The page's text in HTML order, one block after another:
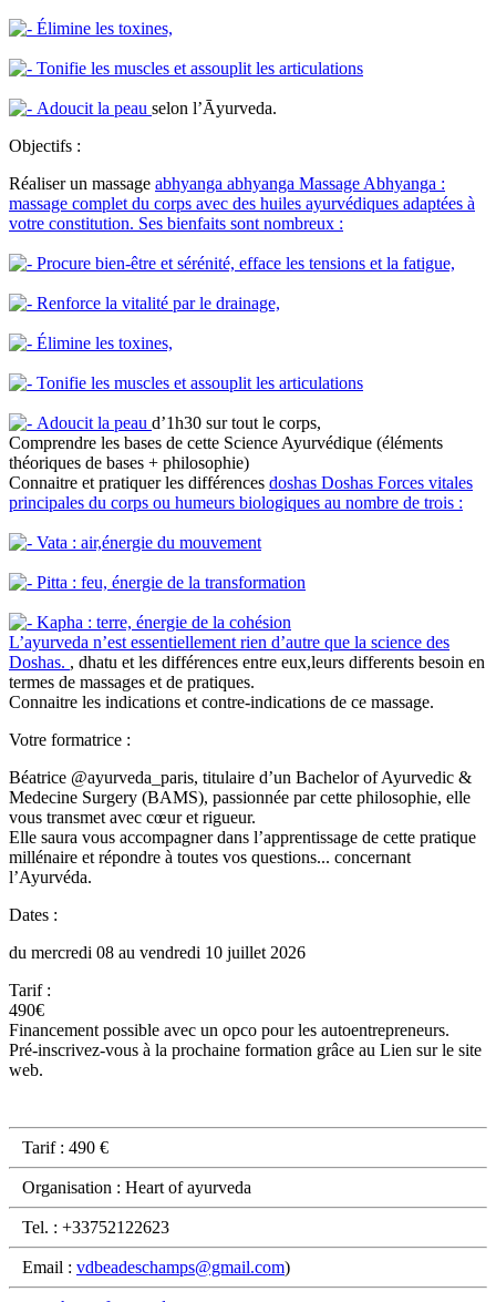
Élimine les toxines,
Tonifie les muscles et assouplit les articulations
Adoucit la peau selon l’Āyurveda.
Objectifs :
Réaliser un massage abhyanga abhyanga Massage Abhyanga :
massage complet du corps avec des huiles ayurvédiques adaptées à
votre constitution. Ses bienfaits sont nombreux :
Procure bien-être et sérénité, efface les tensions et la fatigue,
Renforce la vitalité par le drainage,
Élimine les toxines,
Tonifie les muscles et assouplit les articulations
Adoucit la peau d’1h30 sur tout le corps,
Comprendre les bases de cette Science Ayurvédique (éléments
théoriques de bases + philosophie)
Connaitre et pratiquer les différences doshas Doshas Forces vitales
principales du corps ou humeurs biologiques au nombre de trois :
Vata : air,énergie du mouvement
Pitta : feu, énergie de la transformation
Kapha : terre, énergie de la cohésion
L’ayurveda n’est essentiellement rien d’autre que la science des
Doshas. , dhatu et les différences entre eux,leurs differents besoin en
termes de massages et de pratiques.
Connaitre les indications et contre-indications de ce massage.
Votre formatrice :
Béatrice @ayurveda_paris, titulaire d’un Bachelor of Ayurvedic &
Medecine Surgery (BAMS), passionnée par cette philosophie, elle
vous transmet avec cœur et rigueur.
Elle saura vous accompagner dans l’apprentissage de cette pratique
millénaire et répondre à toutes vos questions... concernant
l’Ayurvéda.
Dates :
du mercredi 08 au vendredi 10 juillet 2026
Tarif :
490€
Financement possible avec un opco pour les autoentrepreneurs.
Pré-inscrivez-vous à la prochaine formation grâce au Lien sur le site
web.
Tarif : 490 €
Organisation : Heart of ayurveda
Tel. : +33752122623
Email : vdbeadeschamps@gmail.com)